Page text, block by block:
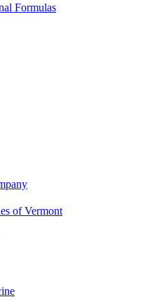
Formulas
of Vermont